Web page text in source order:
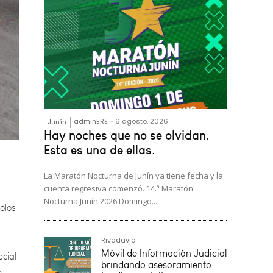
Junín adminERE - 6 agosto, 2026
Hay noches que no se olvidan.
Esta es una de ellas.
La Maratón Nocturna de Junín ya tiene fecha y la
cuenta regresiva comenzó. 14.ª Maratón
Nocturna Junín 2026 Domingo...
Rivadavia
Móvil de Información Judicial
brindando asesoramiento